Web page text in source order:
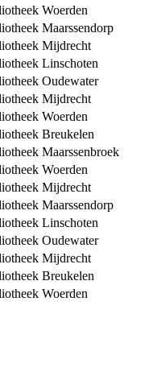
Woerden
Maarssendorp
Mijdrecht
Linschoten
Oudewater
Mijdrecht
Woerden
Breukelen
Maarssenbroek
Woerden
Mijdrecht
Maarssendorp
Linschoten
Oudewater
Mijdrecht
Breukelen
Woerden